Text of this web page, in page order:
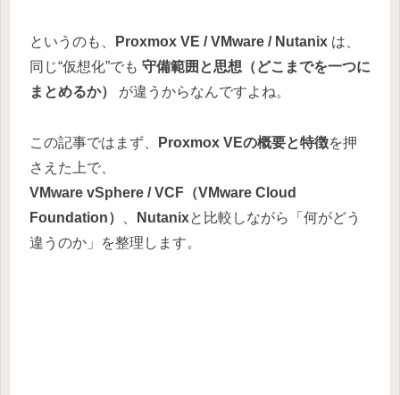
というのも、 Proxmox VE / VMware / Nutanix は、
同じ“仮想化”でも 守備範囲と思想（どこまでを一つに
まとめるか）
が違うからなんですよね。
この記事ではまず、 Proxmox VEの概要と特徴を押
さえた上で、
VMware vSphere / VCF（VMware Cloud
Foundation）
Nutanixと比較しながら「何がどう
違うのか」を整理します。